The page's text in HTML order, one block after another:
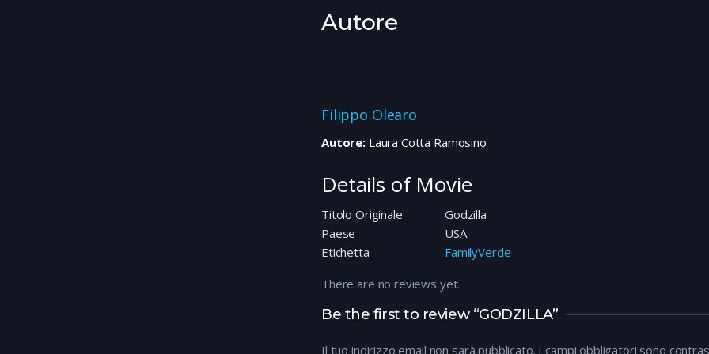
Autore
Filippo Olearo
Autore:Laura Cotta Ramosino
Details of Movie
Titolo Originale
Godzilla
Paese
USA
Etichetta
FamilyVerde
Be the first to review “GODZILLA”
Il tuo indirizzo email non sarà pubblicato. I campi obbligatori sono
There are no reviews yet.